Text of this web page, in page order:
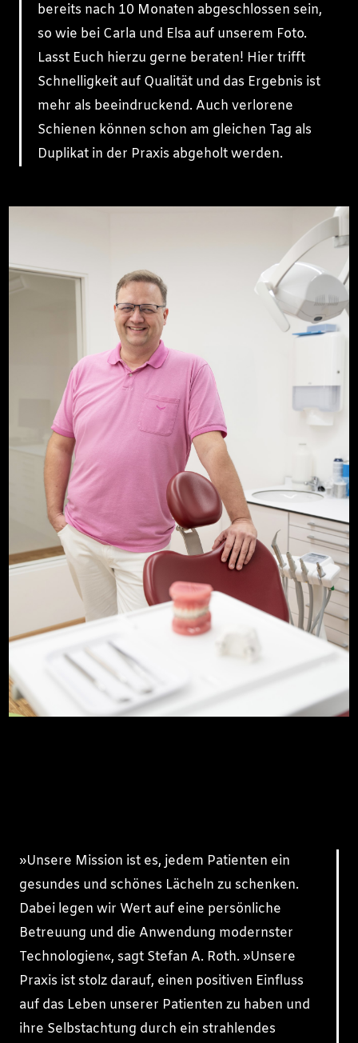
bereits nach 10 Monaten abgeschlossen sein,
so wie bei Carla und Elsa auf unserem Foto.
Lasst Euch hierzu gerne beraten! Hier trifft
Schnelligkeit auf Qualität und das Ergebnis ist
mehr als beeindruckend. Auch verlorene
Schienen können schon am gleichen Tag als
Duplikat in der Praxis abgeholt werden.
»Unsere Mission ist es, jedem Patienten ein
gesundes und schönes Lächeln zu schenken.
Dabei legen wir Wert auf eine persönliche
Betreuung und die Anwendung modernster
Technologien«, sagt Stefan A. Roth. »Unsere
Praxis ist stolz darauf, einen positiven Einfluss
auf das Leben unserer Patienten zu haben und
ihre Selbstachtung durch ein strahlendes